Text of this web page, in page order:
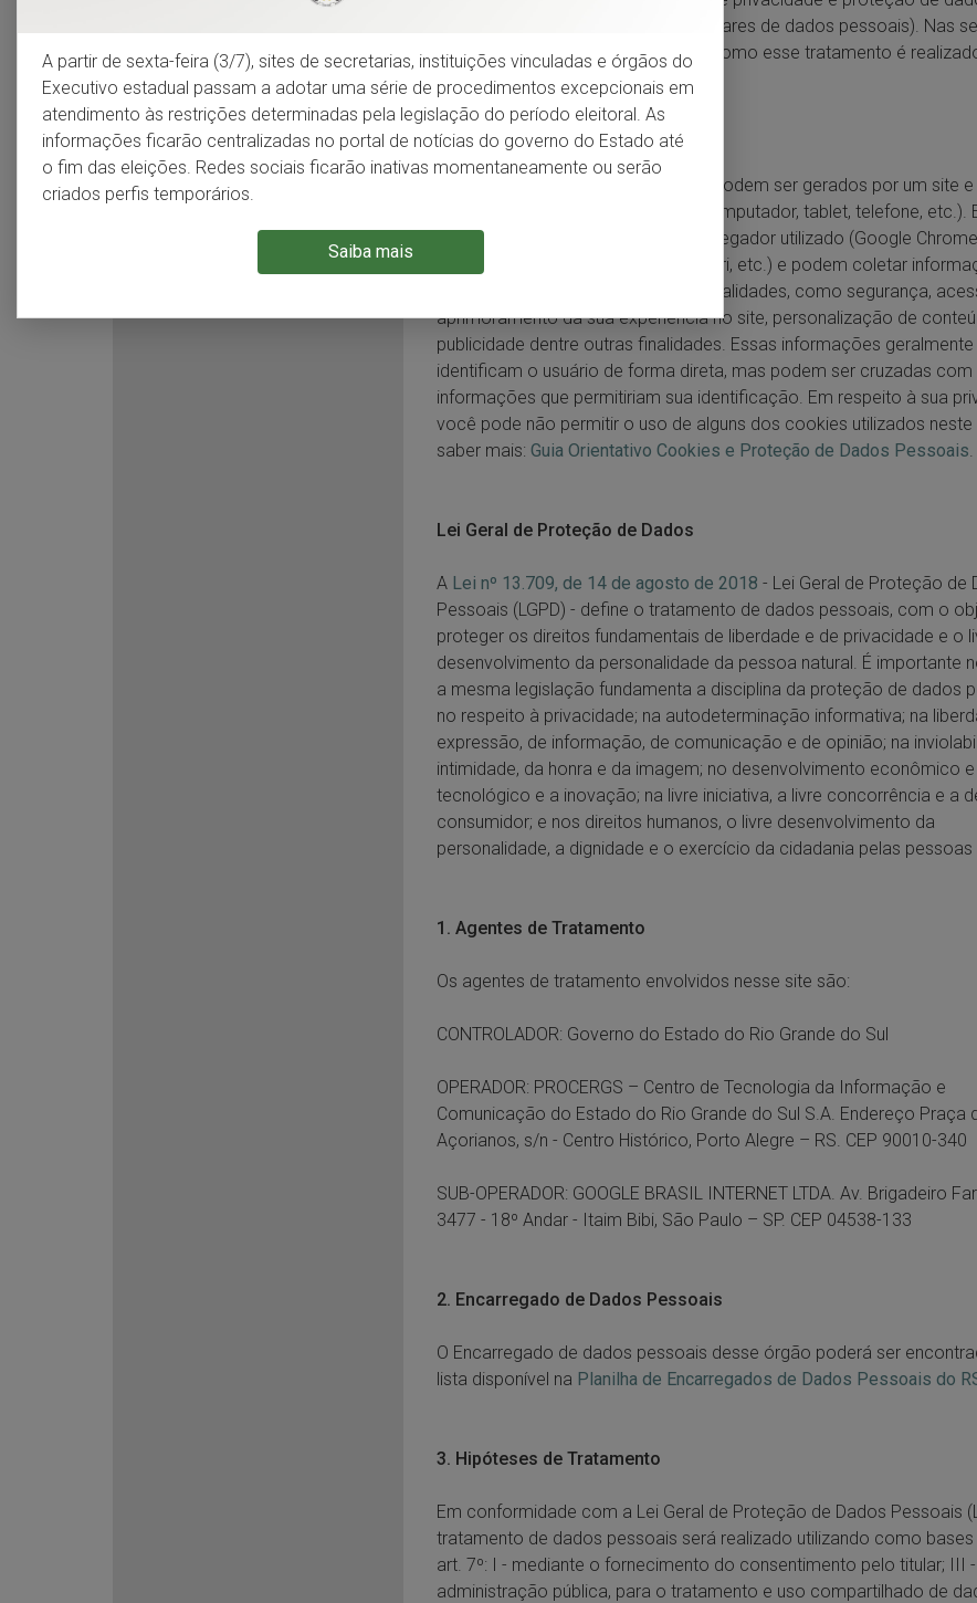
A partir de sexta-feira (3/7), sites de secretarias, instituições vinculadas e órgãos do
Executivo estadual passam a adotar uma série de procedimentos excepcionais em
atendimento às restrições determinadas pela legislação do período eleitoral. As
informações ficarão centralizadas no portal de notícias do governo do Estado até
o fim das eleições. Redes sociais ficarão inativas momentaneamente ou serão
criados perfis temporários.
Saiba mais
Demografia
Indicadores sociais
Economia
tratar dados dos seus cidadãos (titulares de dados pessoais). Nas
seguir os titulares podem entender como esse tratamento é
O que são cookies
Cookies são arquivos de texto que podem ser gerados por um site e
transferidos para seu dispositivo (computador, tablet, telefone, etc.).
armazenados de acordo com o navegador utilizado (Google
Firefox, Safari, etc.) e podem coletar
sobre você para cumprir diversas finalidades, como segurança,
aprimoramento da sua experiência no site, personalização de
publicidade dentre outras finalidades. Essas informações geralmente
identificam o usuário de forma direta, mas podem ser cruzadas com
informações que permitiriam sua identificação. Em respeito à sua
você pode não permitir o uso de alguns dos cookies utilizados neste
saber mais: Guia Orientativo Cookies e Proteção de Dados Pessoais.
Lei Geral de Proteção de Dados
A Lei nº 13.709, de 14 de agosto de 2018 - Lei Geral de Proteção de
Pessoais (LGPD) - define o tratamento de dados pessoais, com o
proteger os direitos fundamentais de liberdade e de privacidade e o
desenvolvimento da personalidade da pessoa natural. É importante
a mesma legislação fundamenta a disciplina da proteção de dados
no respeito à privacidade; na autodeterminação informativa; na
expressão, de informação, de comunicação e de opinião; na
intimidade, da honra e da imagem; no desenvolvimento econômico e
tecnológico e a inovação; na livre iniciativa, a livre concorrência e a
consumidor; e nos direitos humanos, o livre desenvolvimento da
personalidade, a dignidade e o exercício da cidadania pelas pessoas
1. Agentes de Tratamento
Os agentes de tratamento envolvidos nesse site são:
CONTROLADOR: Governo do Estado do Rio Grande do Sul
OPERADOR: PROCERGS – Centro de Tecnologia da Informação e
Comunicação do Estado do Rio Grande do Sul S.A. Endereço Praça
Açorianos, s/n - Centro Histórico, Porto Alegre – RS. CEP 90010-340
SUB-OPERADOR: GOOGLE BRASIL INTERNET LTDA. Av. Brigadeiro
3477 - 18º Andar - Itaim Bibi, São Paulo – SP. CEP 04538-133
2. Encarregado de Dados Pessoais
O Encarregado de dados pessoais desse órgão poderá ser
lista disponível na Planilha de Encarregados de Dados Pessoais do
3. Hipóteses de Tratamento
Em conformidade com a Lei Geral de Proteção de Dados Pessoais
tratamento de dados pessoais será realizado utilizando como bases
art. 7º: I - mediante o fornecimento do consentimento pelo titular; III
administração pública, para o tratamento e uso compartilhado de